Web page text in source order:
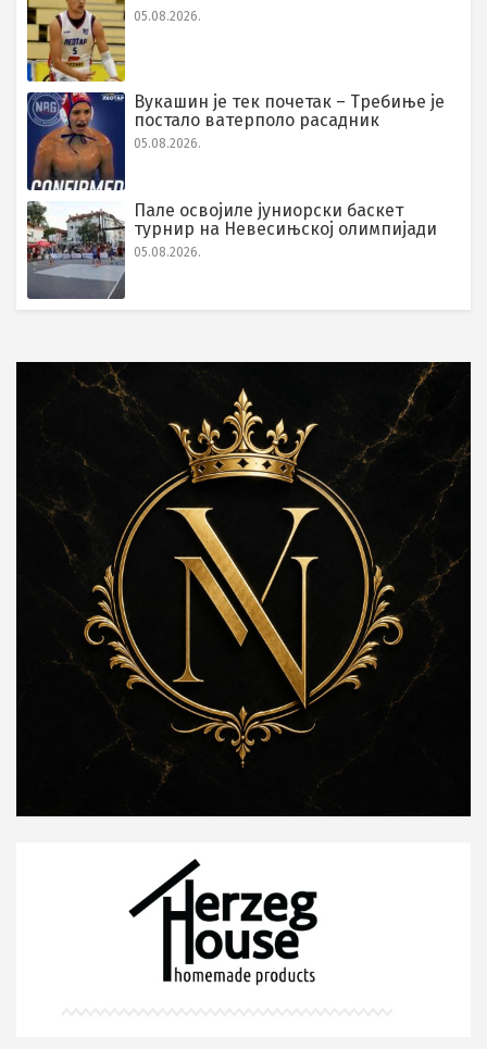
05.08.2026.
Вукашин је тек почетак – Требиње је
постало ватерполо расадник
05.08.2026.
Пале освојиле јуниорски баскет
турнир на Невесињској олимпијади
05.08.2026.